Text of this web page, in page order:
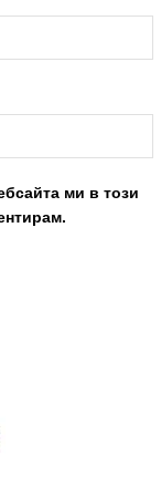
ми в този